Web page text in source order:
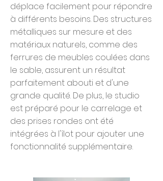
déplace facilement pour répondre
à différents besoins. Des structures
métalliques sur mesure et des
matériaux naturels, comme des
ferrures de meubles coulées dans
le sable, assurent un résultat
parfaitement abouti et d'une
grande qualité. De plus, le studio
est préparé pour le carrelage et
des prises rondes ont été
intégrées à l'îlot pour ajouter une
fonctionnalité supplémentaire.